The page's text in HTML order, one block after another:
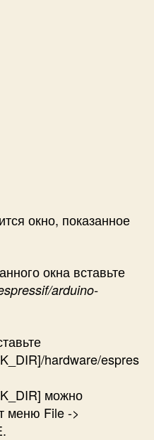
окно, показанное
окна вставьте
arduino-
hardware/espres
можно
меню File ->